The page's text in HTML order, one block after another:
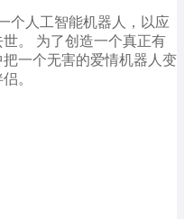
个人工智能机器人，以应
。 为了创造一个真正有
一个无害的爱情机器人变
。